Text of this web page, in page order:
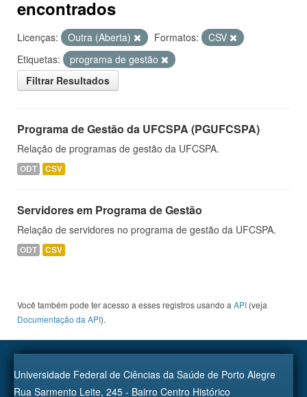
encontrados
Licenças: Outra (Aberta) Formatos:
CSV
Etiquetas:
programa de gestão
Filtrar Resultados
Programa de Gestão da UFCSPA (PGUFCSPA)
Relação de programas de gestão da UFCSPA.
ODT CSV
Servidores em Programa de Gestão
Relação de servidores no programa de gestão da UFCSPA.
ODT CSV
Você também pode ter acesso a esses registros usando a API (veja
Documentação da API).
Universidade Federal de Ciências da Saúde de Porto Alegre
Rua Sarmento Leite, 245 - Bairro Centro Histórico